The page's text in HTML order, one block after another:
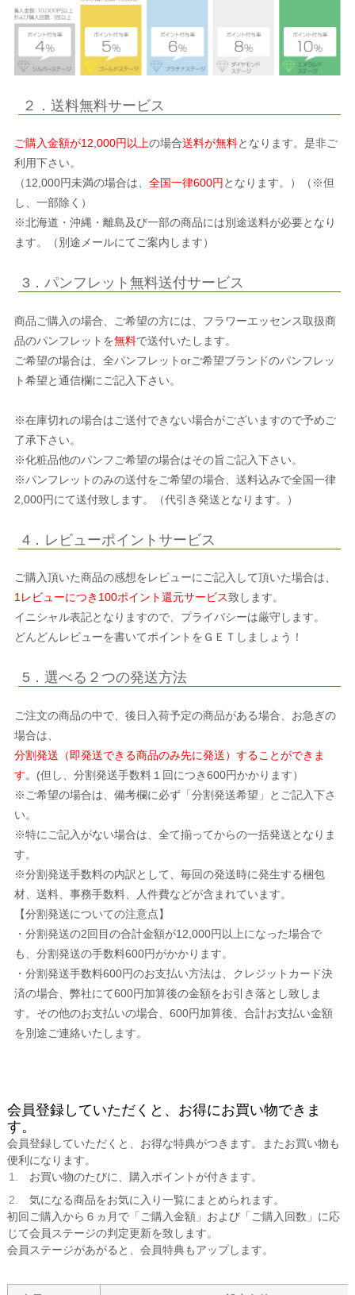
２．送料無料サービス
ご購入金額が12,000円以上の場合送料が無料となります。是非ご
利用下さい。
（12,000円未満の場合は、 全国一律600円 となります。）（※但
し、一部除く）
※北海道・沖縄・離島及び一部の商品には別途送料が必要となり
ます。（別途メールにてご案内します）
3．パンフレット無料送付サービス
商品ご購入の場合、ご希望の方には、フラワーエッセンス取扱商
品のパンフレットを無料で送付いたします。
ご希望の場合は、全パンフレットorご希望ブランドのパンフレッ
ト希望と通信欄にご記入下さい。
※在庫切れの場合はご送付できない場合がございますので予めご
了承下さい。
※化粧品他のパンフご希望の場合はその旨ご記入下さい。
※パンフレットのみの送付をご希望の場合、送料込みで全国一律
2,000円にて送付致します。（代引き発送となります。）
4．レビューポイントサービス
ご購入頂いた商品の感想をレビューにご記入して頂いた場合は、
1レビューにつき100ポイント還元サービス致します。
イニシャル表記となりますので、プライバシーは厳守します。
どんどんレビューを書いてポイントをＧＥＴしましょう！
5．選べる２つの発送方法
ご注文の商品の中で、後日入荷予定の商品がある場合、お急ぎの
場合は、
分割発送（即発送できる商品のみ先に発送）することができま
す。 (但し、分割発送手数料１回につき600円かかります）
※ご希望の場合は、備考欄に必ず「分割発送希望」とご記入下さ
い。
※特にご記入がない場合は、全て揃ってからの一括発送となりま
す。
※分割発送手数料の内訳として、毎回の発送時に発生する梱包
材、送料、事務手数料、人件費などが含まれています。
【分割発送についての注意点】
・分割発送の2回目の合計金額が12,000円以上になった場合で
も、分割発送の手数料600円がかかります。
・分割発送手数料600円のお支払い方法は、クレジットカード決
済の場合、弊社にて600円加算後の金額をお引き落とし致しま
す。その他のお支払いの場合、600円加算後、合計お支払い金額
を別途ご連絡いたします。
会員登録していただくと、お得にお買い物できま
す。
会員登録していただくと、お得な特典がつきます。またお買い物も
便利になります。
お買い物のたびに、購入ポイントが付きます。
気になる商品をお気に入り一覧にまとめられます。
初回ご購入から６ヵ月で「ご購入金額」および「ご購入回数」に応
じて会員ステージの判定更新を致します。
会員ステージがあがると、会員特典もアップします。